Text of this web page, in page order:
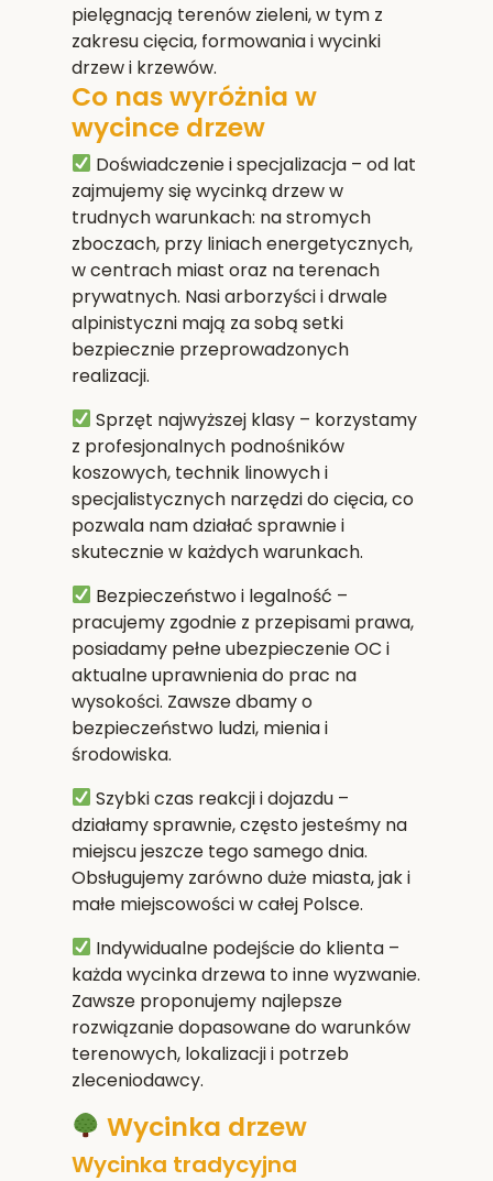
pielęgnacją terenów zieleni, w tym z
zakresu cięcia, formowania i wycinki
drzew i krzewów.
Co nas wyróżnia w
wycince drzew
Doświadczenie i specjalizacja– od lat
zajmujemy się wycinką drzew w
trudnych warunkach: na stromych
zboczach, przy liniach energetycznych,
w centrach miast oraz na terenach
prywatnych. Nasi arborzyści i drwale
alpinistyczni mają za sobą setki
bezpiecznie przeprowadzonych
realizacji.
Sprzęt najwyższej klasy– korzystamy
z profesjonalnych podnośników
koszowych, technik linowych i
specjalistycznych narzędzi do cięcia, co
pozwala nam działać sprawnie i
skutecznie w każdych warunkach.
Bezpieczeństwo i legalność –
pracujemy zgodnie z przepisami prawa,
posiadamy pełne ubezpieczenie OC i
aktualne uprawnienia do prac na
wysokości. Zawsze dbamy o
bezpieczeństwo ludzi, mienia i
środowiska.
Szybki czas reakcji i dojazdu–
działamy sprawnie, często jesteśmy na
miejscu jeszcze tego samego dnia.
Obsługujemy zarówno duże miasta, jak i
małe miejscowości w całej Polsce.
Indywidualne podejście do klienta–
każda wycinka drzewa to inne wyzwanie.
Zawsze proponujemy najlepsze
rozwiązanie dopasowane do warunków
terenowych, lokalizacji i potrzeb
zleceniodawcy.
Wycinka drzew
Wycinka tradycyjna